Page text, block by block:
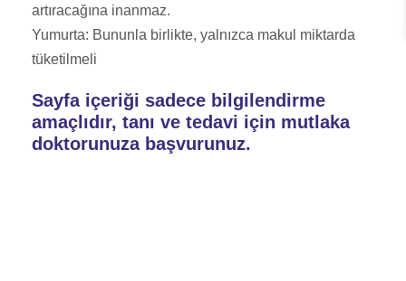
artıracağına inanmaz.
Yumurta: Bununla birlikte, yalnızca makul miktarda
tüketilmeli
Sayfa içeriği sadece bilgilendirme
amaçlıdır, tanı ve tedavi için mutlaka
doktorunuza başvurunuz.